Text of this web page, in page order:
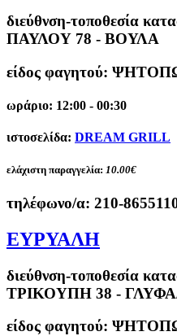
διεύθνση-τοποθεσία
ΠΑΥΛΟΥ 78 - ΒΟΥΛΑ
είδος φαγητού:
ωράριο: 12:00 - 00:30
ιστοσελίδα: DREAM GRILL
ελάχιστη παραγγελία: 10.00€
τηλέφωνο/α: 210-
ΕΥΡΥΑΛΗ
διεύθνση-τοποθεσία
ΤΡΙΚΟΥΠΗ 38 -
είδος φαγητού: